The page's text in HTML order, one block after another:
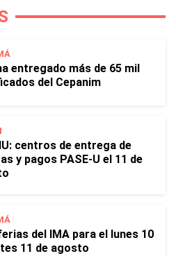
entregado más de 65 mil
del Cepanim
centros de entrega de
y pagos PASE-U el 11 de
del IMA para el lunes 10
11 de agosto